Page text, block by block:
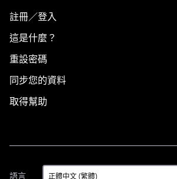
註冊／登入
這是什麼？
重設密碼
同步您的資料
取得幫助
語言
語